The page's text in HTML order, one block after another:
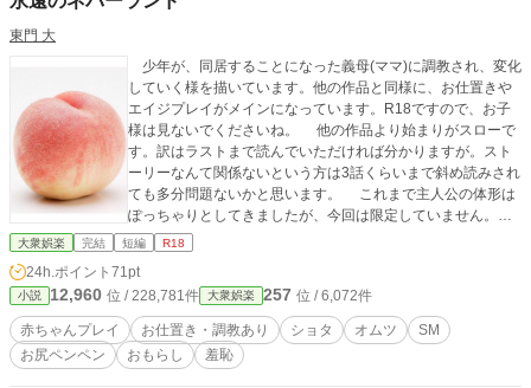
東門 大
少年が、同居することになった義母(ママ)に調教され、変化
していく様を描いています。他の作品と同様に、お仕置きや
エイジプレイがメインになっています。R18ですので、お子
様は見ないでくださいね。 他の作品より始まりがスローで
す。訳はラストまで読んでいただければ分かりますが。スト
ーリーなんて関係ないという方は3話くらいまで斜め読みされ
ても多分問題ないかと思います。 これまで主人公の体形は
ぽっちゃりとしてきましたが、今回は限定していません。読
まれる方の想像力にお任せします。
大衆娯楽 完結 短編 R18
24h.ポイント 71pt
小説 12,960 位 / 228,781件 大衆娯楽 257 位 / 6,072件
赤ちゃんプレイ お仕置き・調教あり ショタ オムツ
SM
お尻ペンペン
おもらし 羞恥